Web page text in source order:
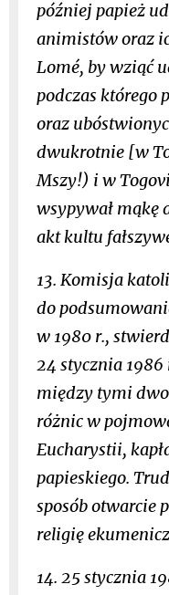
później papież
animistów oraz
Lomé, by wziąć
podczas którego
oraz
dwukrotnie [w
Mszy!) i w
wsypywał mąkę
akt kultu
13. Komisja
do
w 1980 r.,
24 stycznia 1986
między tymi
różnic w
Eucharystii,
papieskiego.
sposób otwarcie
religię
14. 25 stycznia